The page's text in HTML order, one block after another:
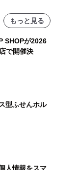
もっと見る
SHOPが2026
で開催決
型ふせんホル
人情報をスマ